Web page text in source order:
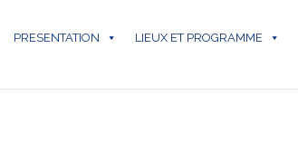
PRESENTATION LIEUX ET PROGRAMME